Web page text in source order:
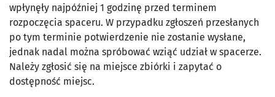
wpłynęły najpóźniej 1 godzinę przed terminem
rozpoczęcia spaceru. W przypadku zgłoszeń przesłanych
po tym terminie potwierdzenie nie zostanie wysłane,
jednak nadal można spróbować wziąć udział w spacerze.
Należy zgłosić się na miejsce zbiórki i zapytać o
dostępność miejsc.